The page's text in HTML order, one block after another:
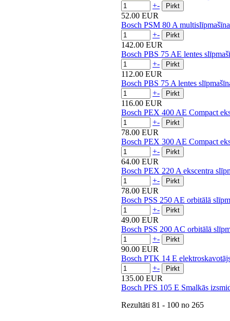
+-
52.00 EUR
Bosch PSM 80 A multislīpmašīna
+-
142.00 EUR
Bosch PBS 75 AE lentes
+-
112.00 EUR
Bosch PBS 75 A lentes
+-
116.00 EUR
Bosch PEX 400 AE Compact
+-
78.00 EUR
Bosch PEX 300 AE Compact
+-
64.00 EUR
Bosch PEX 220 A ekscentra
+-
78.00 EUR
Bosch PSS 250 AE orbitālā
+-
49.00 EUR
Bosch PSS 200 AC orbitālā
+-
90.00 EUR
Bosch PTK 14 E
+-
135.00 EUR
Bosch PFS 105 E Smalkās
Rezultāti 81 - 100 no 265